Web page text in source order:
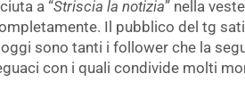
a “Striscia la notizia” nella
Il pubblico del tg
sono tanti i follower che la
con i quali condivide molti